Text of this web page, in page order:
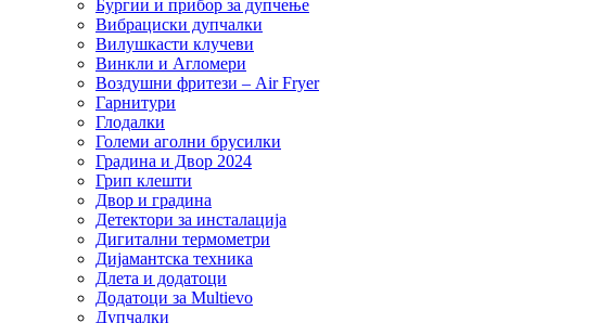
Бургии и прибор за дупчење
Вибрациски дупчалки
Вилушкасти клучеви
Винкли и Агломери
Воздушни фритези – Air Fryer
Гарнитури
Глодалки
Големи аголни брусилки
Градина и Двор 2024
Грип клешти
Двор и градина
Детектори за инсталација
Дигитални термометри
Дијамантска техника
Длета и додатоци
Додатоци за Multievo
Дупчалки